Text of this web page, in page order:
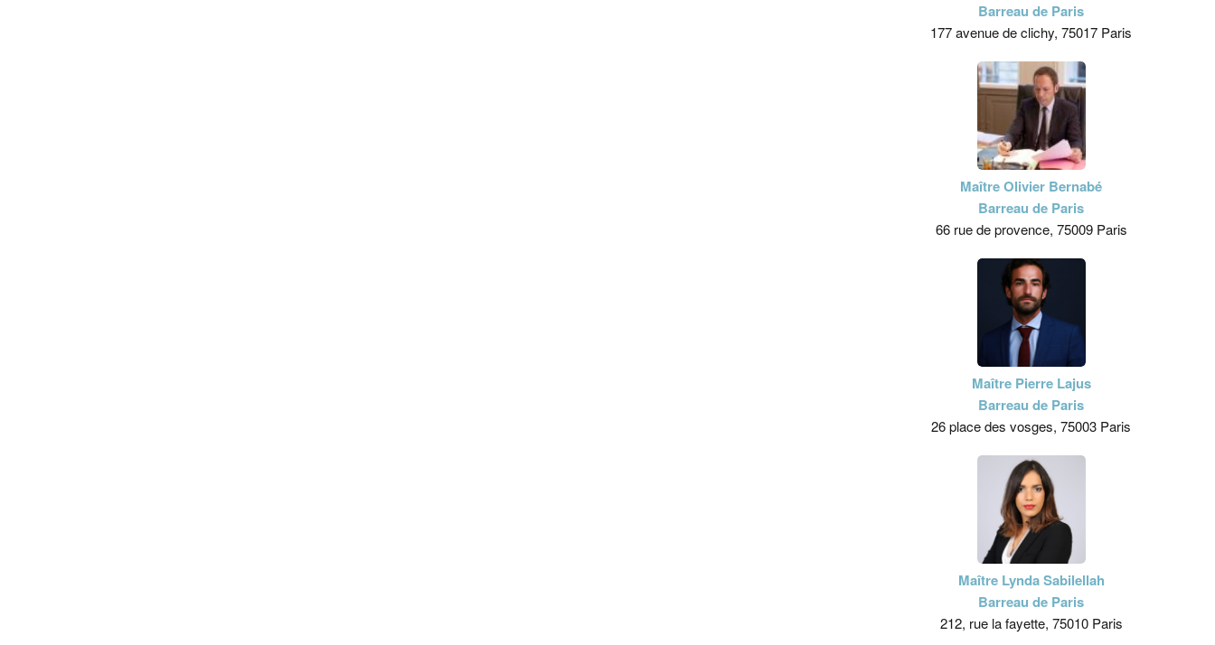
Barreau de Paris
177 avenue de clichy, 75017 Paris
Maître Olivier Bernabé
Barreau de Paris
66 rue de provence, 75009 Paris
Maître Pierre Lajus
Barreau de Paris
26 place des vosges, 75003 Paris
Maître Lynda Sabilellah
Barreau de Paris
212, rue la fayette, 75010 Paris